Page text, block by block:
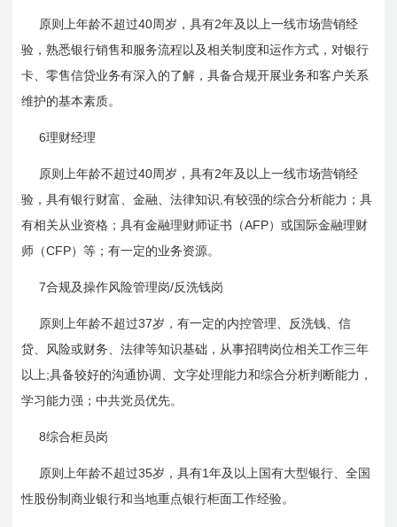
原则上年龄不超过40周岁，具有2年及以上一线市场营销经
验，熟悉银行销售和服务流程以及相关制度和运作方式，对银行
卡、零售信贷业务有深入的了解，具备合规开展业务和客户关系
维护的基本素质。
6理财经理
原则上年龄不超过40周岁，具有2年及以上一线市场营销经
验，具有银行财富、金融、法律知识 ,有较强的综合分析能力；具
有相关从业资格；具有金融理财师证书（AFP）或国际金融理财
师（CFP）等；有一定的业务资源。
7合规及操作风险管理岗/反洗钱岗
原则上年龄不超过37岁，有一定的内控管理、反洗钱、信
贷、风险或财务、法律等知识基础，从事招聘岗位相关工作三年
以上 ;具备较好的沟通协调、文字处理能力和综合分析判断能力，
学习能力强；中共党员优先。
8综合柜员岗
原则上年龄不超过35岁，具有1年及以上国有大型银行、全国
性股份制商业银行和当地重点银行柜面工作经验。